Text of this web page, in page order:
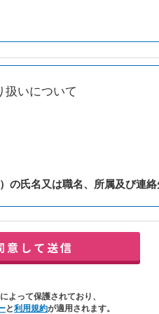
扱いについて
の氏名又は職名、所属及び連絡
た各種情報のメールによるご案内の
よって保護されており、
と利用規約が適用されます。